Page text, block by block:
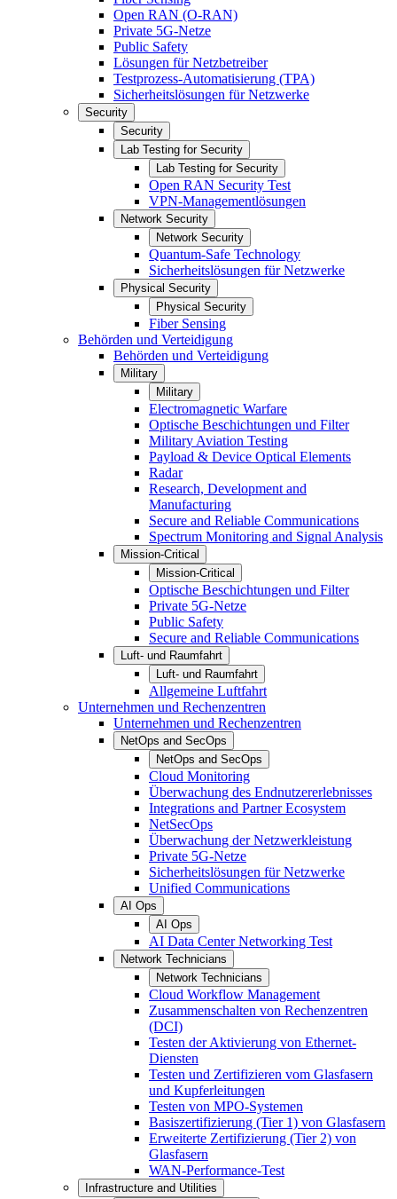
Open RAN (O-RAN)
Private 5G-Netze
Public Safety
Lösungen für Netzbetreiber
Testprozess-Automatisierung (TPA)
Sicherheitslösungen für Netzwerke
Security
Security
Lab Testing for Security
Lab Testing for Security
Open RAN Security Test
VPN-Managementlösungen
Network Security
Network Security
Quantum-Safe Technology
Sicherheitslösungen für Netzwerke
Physical Security
Physical Security
Fiber Sensing
Behörden und Verteidigung
Behörden und Verteidigung
Military
Military
Electromagnetic Warfare
Optische Beschichtungen und Filter
Military Aviation Testing
Payload & Device Optical Elements
Radar
Research, Development and
Manufacturing
Secure and Reliable Communications
Spectrum Monitoring and Signal Analysis
Mission-Critical
Mission-Critical
Optische Beschichtungen und Filter
Private 5G-Netze
Public Safety
Secure and Reliable Communications
Luft- und Raumfahrt
Luft- und Raumfahrt
Allgemeine Luftfahrt
Unternehmen und Rechenzentren
Unternehmen und Rechenzentren
NetOps and SecOps
NetOps and SecOps
Cloud Monitoring
Überwachung des Endnutzererlebnisses
Integrations and Partner Ecosystem
NetSecOps
Überwachung der Netzwerkleistung
Private 5G-Netze
Sicherheitslösungen für Netzwerke
Unified Communications
AI Ops
AI Ops
AI Data Center Networking Test
Network Technicians
Network Technicians
Cloud Workflow Management
Zusammenschalten von Rechenzentren
(DCI)
Testen der Aktivierung von Ethernet-
Diensten
Testen und Zertifizieren vom Glasfasern
und Kupferleitungen
Testen von MPO-Systemen
Basiszertifizierung (Tier 1) von Glasfasern
Erweiterte Zertifizierung (Tier 2) von
Glasfasern
WAN-Performance-Test
Infrastructure and Utilities